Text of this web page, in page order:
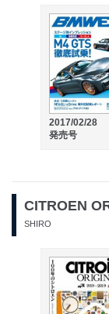
2017/02/28
発売号
CITROEN
SHIRO